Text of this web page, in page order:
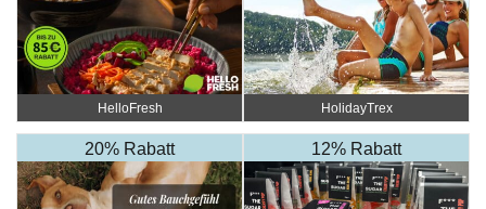
HelloFresh HolidayTrex
20% Rabatt 12% Rabatt